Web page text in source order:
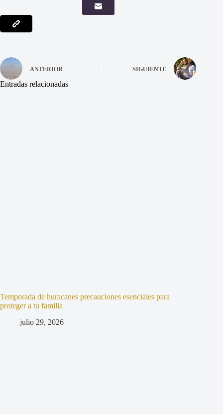
ANTERIOR SIGUIENTE
Entradas relacionadas
Temporada de huracanes precauciones esenciales para
proteger a tu familia
julio 29, 2026